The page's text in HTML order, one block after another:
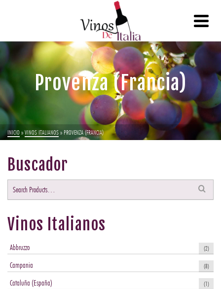
Provenza (Francia)
INICIO »VINOS ITALIANOS» PROVENZA (FRANCIA)
Buscador
Buscar
Vinos Italianos
Abbruzzo (2)
Campania (8)
Cataluña (España) (1)